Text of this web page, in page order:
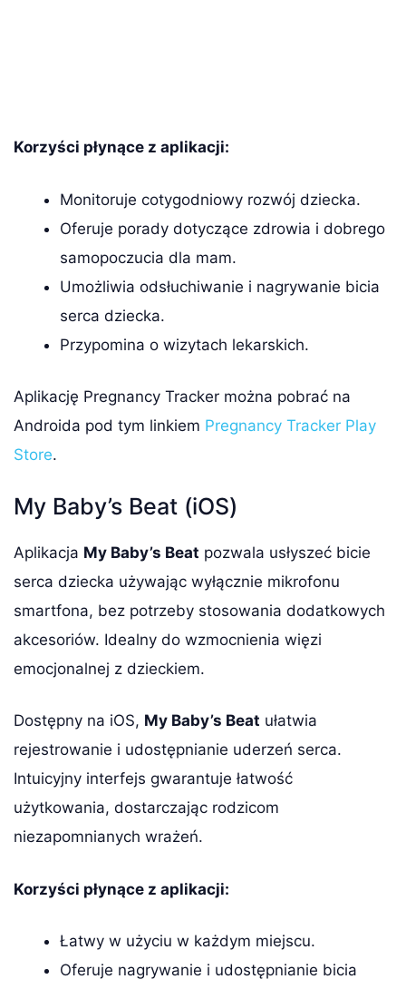
Korzyści płynące z aplikacji:
Monitoruje cotygodniowy rozwój dziecka.
Oferuje porady dotyczące zdrowia i dobrego
samopoczucia dla mam.
Umożliwia odsłuchiwanie i nagrywanie bicia
serca dziecka.
Przypomina o wizytach lekarskich.
Aplikację Pregnancy Tracker można pobrać na
Androida pod tym linkiem Pregnancy Tracker Play
Store.
My Baby’s Beat (iOS)
Aplikacja My Baby’s Beat pozwala usłyszeć bicie
serca dziecka używając wyłącznie mikrofonu
smartfona, bez potrzeby stosowania dodatkowych
akcesoriów. Idealny do wzmocnienia więzi
emocjonalnej z dzieckiem.
Dostępny na iOS, My Baby’s Beat ułatwia
rejestrowanie i udostępnianie uderzeń serca.
Intuicyjny interfejs gwarantuje łatwość
użytkowania, dostarczając rodzicom
niezapomnianych wrażeń.
Korzyści płynące z aplikacji:
Łatwy w użyciu w każdym miejscu.
Oferuje nagrywanie i udostępnianie bicia